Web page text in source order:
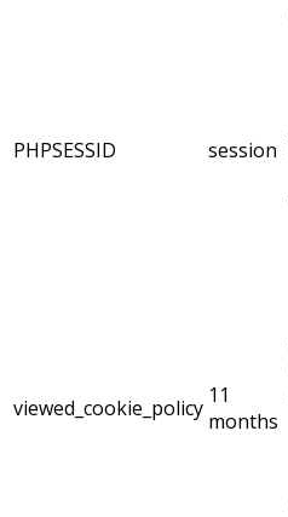
PHPSESSID session
viewed_cookie_policy 11
months